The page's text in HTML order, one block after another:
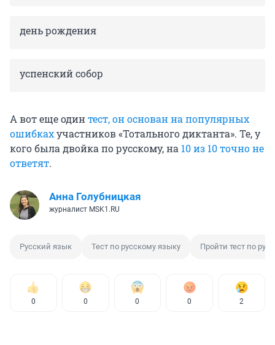
день рождения
успенский собор
А вот еще одинтест, он основан на популярных
ошибкахучастников «Тотального диктанта». Те, у
кого была двойка по русскому, на 10 из 10 точно не
ответят.
Анна Голубницкая
журналист MSK1.RU
Русский язык Тест по русскому языку Пройти тест по
0 0 0 0 2